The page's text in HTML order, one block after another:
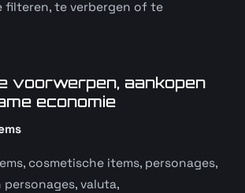
filteren, te verbergen of te
voorwerpen, aankopen
economie
cosmetische items, personages,
valuta,